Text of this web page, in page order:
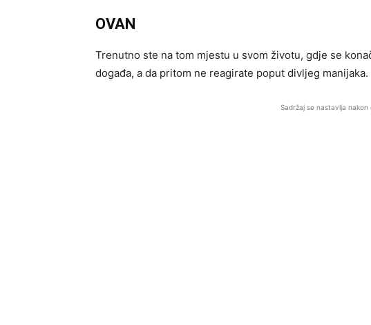
OVAN
Trenutno ste na tom mjestu u svom životu, gdje se
događa, a da pritom ne reagirate poput divljeg manijaka.
Sadržaj se nastavlja nakon